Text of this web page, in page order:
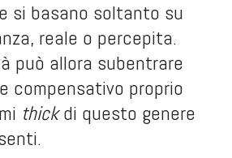
si basano soltanto su
reale o percepita.
può allora subentrare
compensativo proprio
thickdi questo genere